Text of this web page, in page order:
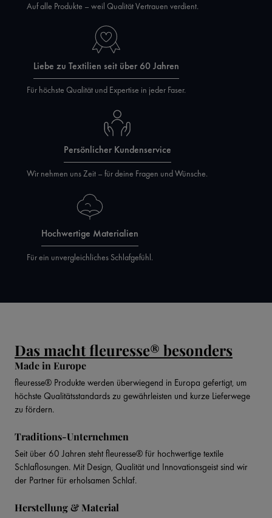
Auf alle Produkte – weil Qualität Vertrauen verdient.
Liebe zu Textilien seit über 60 Jahren
Für höchste Qualität und Expertise in jeder Faser.
Persönlicher Kundenservice
Wir nehmen uns Zeit – für deine Fragen und Wünsche.
Hochwertige Materialien
Für ein unvergleichliches Schlafgefühl.
Das macht fleuresse® besonders
Made in Europe
fleuresse® Produkte werden überwiegend in Europa gefertigt, um
höchste Qualitätsstandards zu gewährleisten und kurze Lieferwege
zu fördern.
Traditions-Unternehmen
Seit über 60 Jahren steht fleuresse® für hochwertige textile
Schlaflosungen. Mit Design, Qualität und Innovationsgeist sind wir
der Partner für erholsamen Schlaf.
Herstellung & Material